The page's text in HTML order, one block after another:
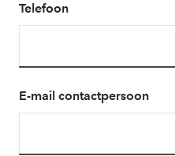
Telefoon
E-mail contactpersoon